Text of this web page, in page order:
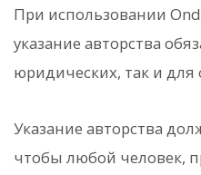
При использовании
указание авторства
юридических, так и для
Указание авторства
чтобы любой человек,